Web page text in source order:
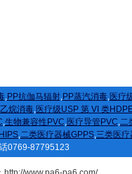
,PP抗伽马辐射,PP蒸汽消毒,医疗
烷消毒,医疗级USP 第 VI 类
,生物兼容性PVC,医疗导管PVC,二
,二类医疗器械GPPS,三类医疗
0769-87795123